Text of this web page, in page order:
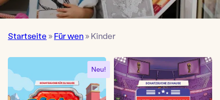
Startseite »Für wen»Kinder
Neu!